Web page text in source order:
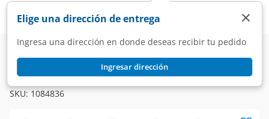
Elige una dirección de entrega
Ingresa una dirección en donde deseas recibir tu pedido
Ingresar dirección
×
Farmacia Medicina Antibióticos Antibióticos
Bredelin 750 mg, 7 Tabletas.
SKU: 1084836